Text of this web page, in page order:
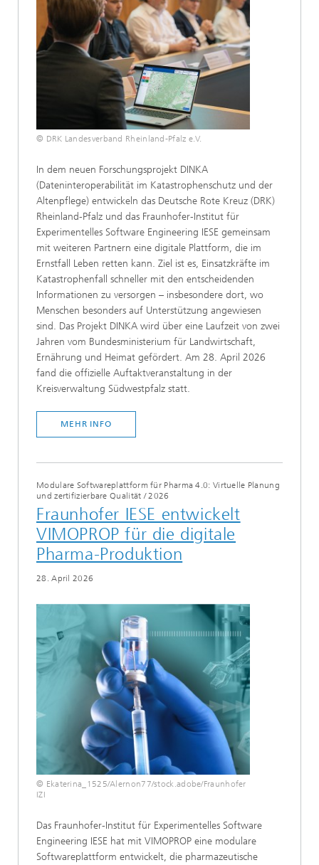
© DRK Landesverband Rheinland-Pfalz e.V.
In dem neuen Forschungsprojekt DINKA
(Dateninteroperabilität im Katastrophenschutz und der
Altenpflege) entwickeln das Deutsche Rote Kreuz (DRK)
Rheinland-Pfalz und das Fraunhofer-Institut für
Experimentelles Software Engineering IESE gemeinsam
mit weiteren Partnern eine digitale Plattform, die im
Ernstfall Leben retten kann. Ziel ist es, Einsatzkräfte im
Katastrophenfall schneller mit den entscheidenden
Informationen zu versorgen – insbesondere dort, wo
Menschen besonders auf Unterstützung angewiesen
sind. Das Projekt DINKA wird über eine Laufzeit von zwei
Jahren vom Bundesministerium für Landwirtschaft,
Ernährung und Heimat gefördert. Am 28. April 2026
fand die offizielle Auftaktveranstaltung in der
Kreisverwaltung Südwestpfalz statt.
MEHR INFO
Modulare Softwareplattform für Pharma 4.0: Virtuelle Planung
und zertifizierbare Qualität /2026
Fraunhofer IESE entwickelt
VIMOPROP für die digitale
Pharma-Produktion
28. April 2026
© Ekaterina_1525/Alernon77/stock.adobe/Fraunhofer
IZI
Das Fraunhofer-Institut für Experimentelles Software
Engineering IESE hat mit VIMOPROP eine modulare
Softwareplattform entwickelt, die pharmazeutische